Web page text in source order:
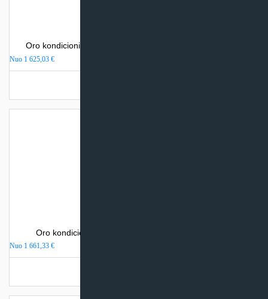
Oro kondicionierius Mitsubishi Heavy Industries SRK-ZSX
Nuo 1 625,03 €
Oro kondicionierius Mitsubishi Electric MSZ-EF-VEH
Nuo 1 661,33 €